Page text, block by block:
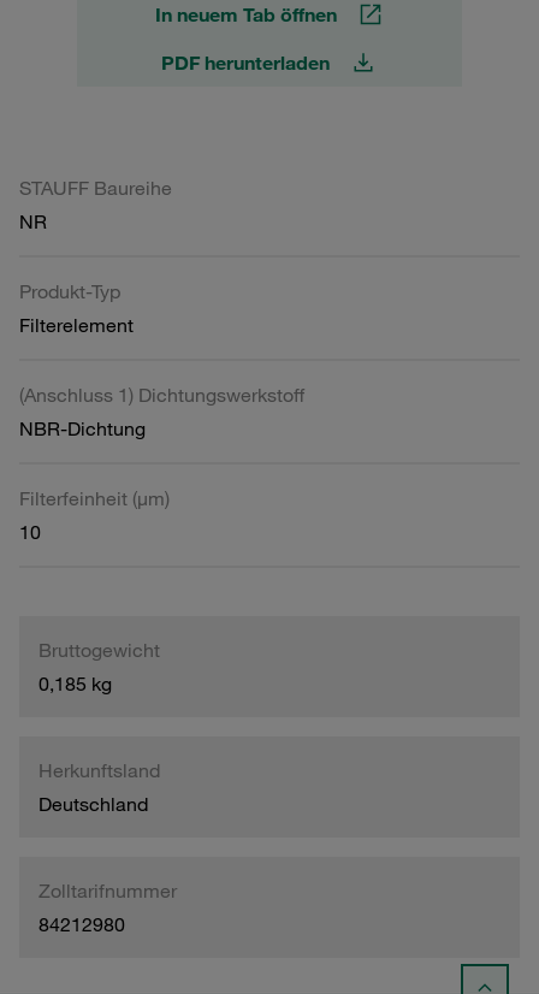
In neuem Tab öffnen
PDF herunterladen
STAUFF Baureihe
NR
Produkt-Typ
Filterelement
(Anschluss 1) Dichtungswerkstoff
NBR-Dichtung
Filterfeinheit (µm)
10
Bruttogewicht
0,185 kg
Herkunftsland
Deutschland
Zolltarifnummer
84212980